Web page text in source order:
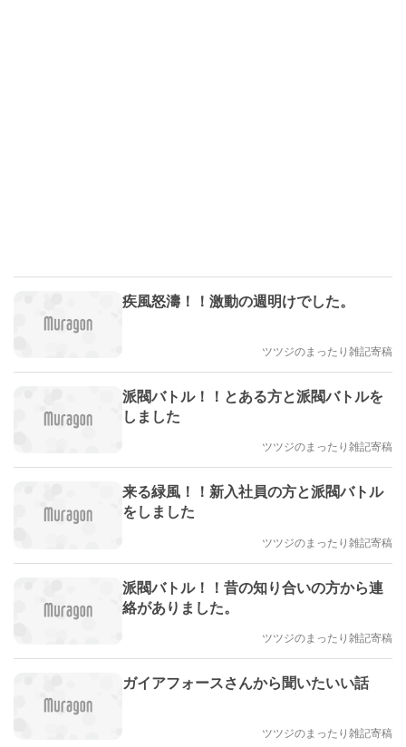
疾風怒濤！！激動の週明けでした。
ツツジのまったり雑記寄稿
派閥バトル！！とある方と派閥バトルを
しました
ツツジのまったり雑記寄稿
来る緑風！！新入社員の方と派閥バトル
をしました
ツツジのまったり雑記寄稿
派閥バトル！！昔の知り合いの方から連
絡がありました。
ツツジのまったり雑記寄稿
ガイアフォースさんから聞いたいい話
ツツジのまったり雑記寄稿